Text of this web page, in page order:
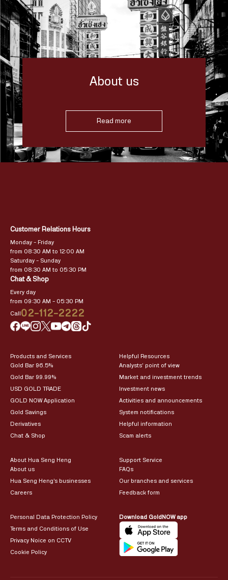
About us
Read more
Customer Relations Hours
Monday – Friday
from 08:30 AM to 12:00 AM
Saturday – Sunday
from 08:30 AM to 05:30 PM
Chat & Shop
Every day
from 09:30 AM – 05:30 PM
Call02-112-2222
Products and Services
Gold Bar 96.5%
Gold Bar 99.99%
USD GOLD TRADE
GOLD NOW Application
Gold Savings
Derivatives
Chat & Shop
Helpful Resources
Analysts’ point of view
Market and investment trends
Investment news
Activities and announcements
System notifications
Helpful information
Scam alerts
About Hua Seng Heng
About us
Hua Seng Heng’s businesses
Careers
Support Service
FAQs
Our branches and services
Feedback form
Personal Data Protection Policy
Terms and Conditions of Use
Privacy Noice on CCTV
Cookie Policy
Download GoldNOW app